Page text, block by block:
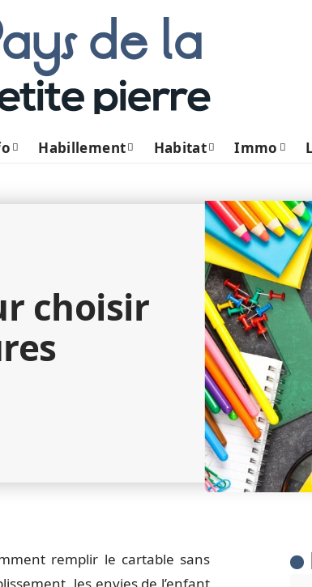
Habillement Habitat Immo
choisir
remplir le cartable sans